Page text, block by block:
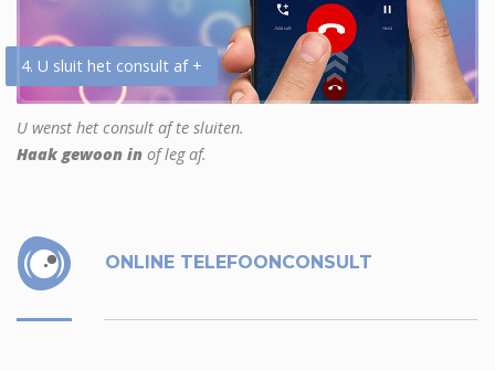
4. U sluit het consult af +
U wenst het consult af te sluiten.
Haak gewoon in of leg af.
ONLINE TELEFOONCONSULT